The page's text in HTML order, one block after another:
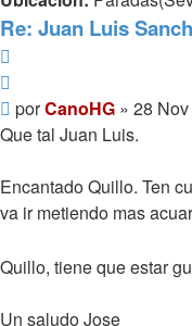
Re: Juan Luis
Mensaje
porCanoHG » 28
Que tal Juan Luis.
Encantado Quillo. Ten
va ir metiendo mas
Quillo, tiene que estar
Un saludo Jose